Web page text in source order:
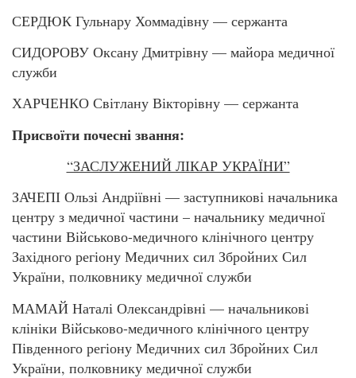
СЕРДЮК Гульнару Хоммадівну — сержанта
СИДОРОВУ Оксану Дмитрівну — майора медичної
служби
ХАРЧЕНКО Світлану Вікторівну — сержанта
Присвоїти почесні звання:
“ЗАСЛУЖЕНИЙ ЛІКАР УКРАЇНИ”
ЗАЧЕПІ Ользі Андріївні — заступникові начальника
центру з медичної частини – начальнику медичної
частини Військово-медичного клінічного центру
Західного регіону Медичних сил Збройних Сил
України, полковнику медичної служби
МАМАЙ Наталі Олександрівні — начальникові
клініки Військово-медичного клінічного центру
Південного регіону Медичних сил Збройних Сил
України, полковнику медичної служби